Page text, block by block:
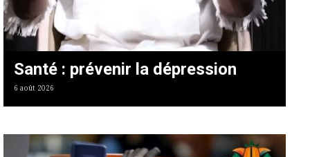
Santé : prévenir la dépression
6 août 2026